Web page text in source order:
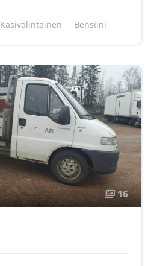
Käsivalintainen Bensiini
16